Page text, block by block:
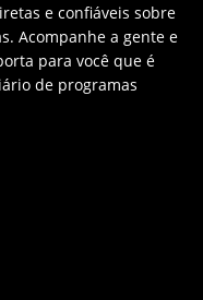
e confiáveis sobre
Acompanhe a gente e
para você que é
de programas